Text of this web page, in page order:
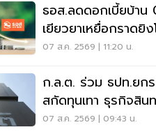
ธอส.ลดดอกเบี้ยบ้าน
เยียวยาเหยื่อกราดยิ
จ.นนทบุรี
07 ส.ค. 2569 | 11:20 น.
ก.ล.ต. ร่วม ธปท.ยก
สกัดทุนเทา ธุรกิจสิ
07 ส.ค. 2569 | 09:43 น.